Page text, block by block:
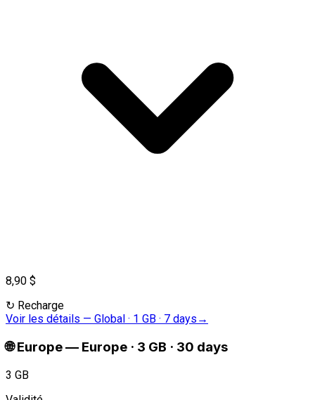
8,90 $
↻ Recharge
Voir les détails — Global · 1 GB · 7 days →
🌐 Europe— Europe · 3 GB · 30 days
3 GB